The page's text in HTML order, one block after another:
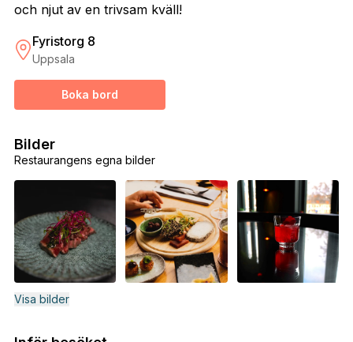
och njut av en trivsam kväll!
Fyristorg 8
Uppsala
Boka bord
Restaurangens egna bilder
Bilder
Visa bilder